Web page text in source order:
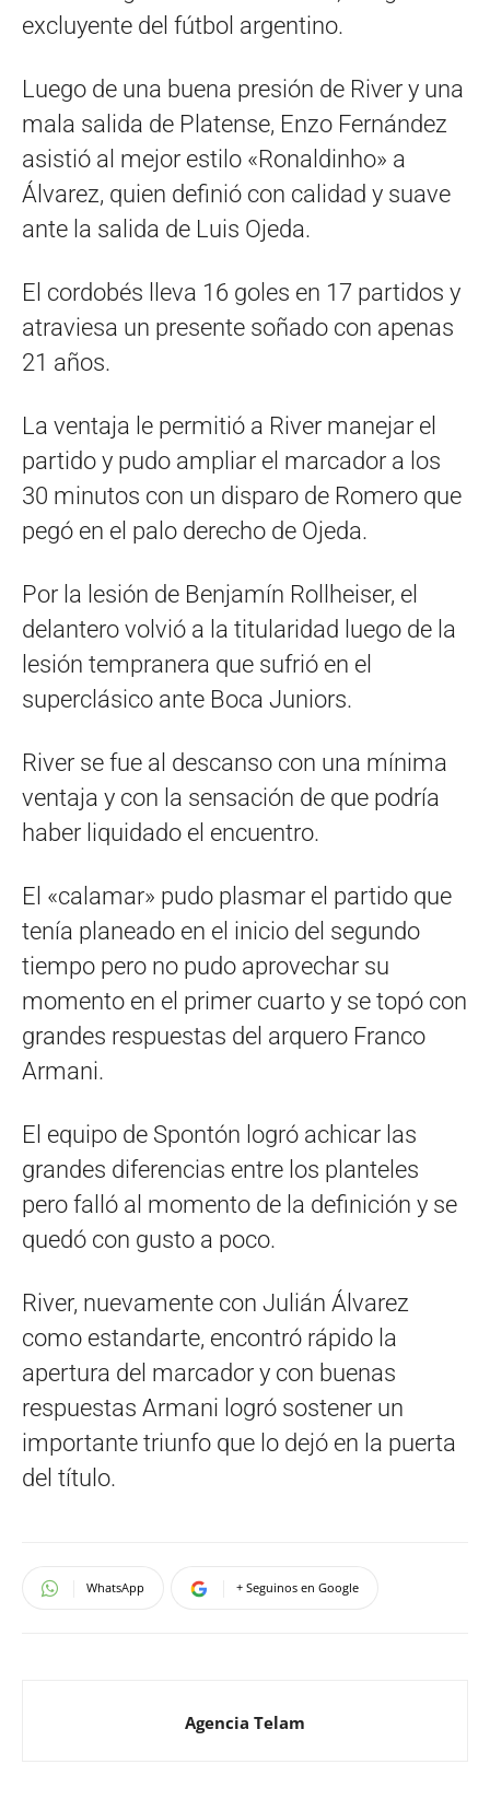
excluyente del fútbol argentino.
Luego de una buena presión de River y una
mala salida de Platense, Enzo Fernández
asistió al mejor estilo «Ronaldinho» a
Álvarez, quien definió con calidad y suave
ante la salida de Luis Ojeda.
El cordobés lleva 16 goles en 17 partidos y
atraviesa un presente soñado con apenas
21 años.
La ventaja le permitió a River manejar el
partido y pudo ampliar el marcador a los
30 minutos con un disparo de Romero que
pegó en el palo derecho de Ojeda.
Por la lesión de Benjamín Rollheiser, el
delantero volvió a la titularidad luego de la
lesión tempranera que sufrió en el
superclásico ante Boca Juniors.
River se fue al descanso con una mínima
ventaja y con la sensación de que podría
haber liquidado el encuentro.
El «calamar» pudo plasmar el partido que
tenía planeado en el inicio del segundo
tiempo pero no pudo aprovechar su
momento en el primer cuarto y se topó con
grandes respuestas del arquero Franco
Armani.
El equipo de Spontón logró achicar las
grandes diferencias entre los planteles
pero falló al momento de la definición y se
quedó con gusto a poco.
River, nuevamente con Julián Álvarez
como estandarte, encontró rápido la
apertura del marcador y con buenas
respuestas Armani logró sostener un
importante triunfo que lo dejó en la puerta
del título.
WhatsApp + Seguinos en Google
Agencia Telam